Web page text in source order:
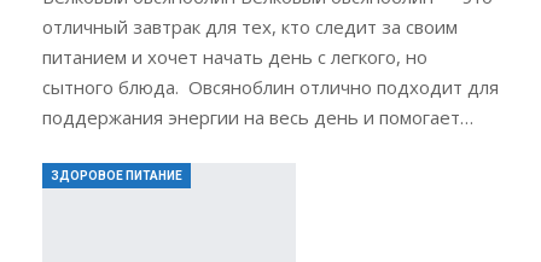
отличный завтрак для тех, кто следит за своим
питанием и хочет начать день с легкого, но
сытного блюда. Овсяноблин отлично подходит для
поддержания энергии на весь день и помогает…
ЗДОРОВОЕ ПИТАНИЕ